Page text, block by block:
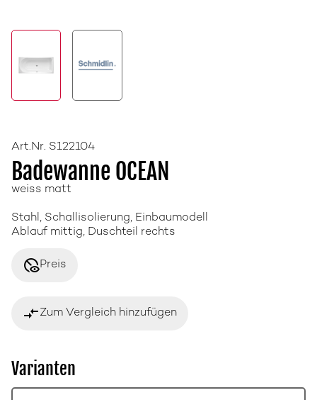
Art.Nr. S122104
Badewanne OCEAN
weiss matt
Stahl, Schallisolierung, Einbaumodell
Ablauf mittig, Duschteil rechts
disabled_visiblePreis
compare_arrowsZum Vergleich hinzufügen
Varianten